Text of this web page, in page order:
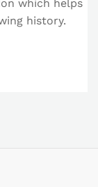
which helps
history.